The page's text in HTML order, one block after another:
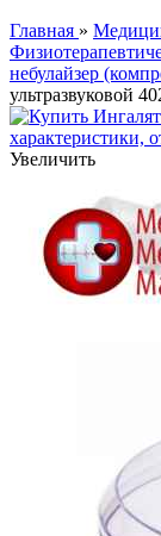
Главная »
небулайзер
ультразвуковой
Увеличить